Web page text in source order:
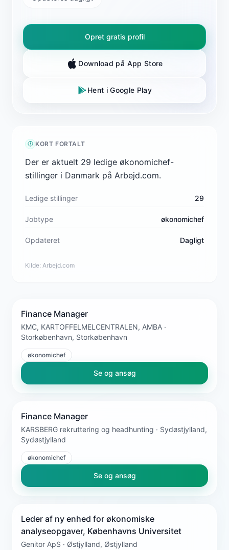
Opret gratis profil
Download på App Store
Hent i Google Play
KORT FORTALT
Der er aktuelt 29 ledige økonomichef-
stillinger i Danmark på Arbejd.com.
Ledige stillinger 29
Jobtype økonomichef
Opdateret Dagligt
Kilde: Arbejd.com
Finance Manager
KMC, KARTOFFELMELCENTRALEN, AMBA ·
Storkøbenhavn, Storkøbenhavn
økonomichef
Se og ansøg
Finance Manager
KARSBERG rekruttering og headhunting · Sydøstjylland,
Sydøstjylland
økonomichef
Se og ansøg
Leder af ny enhed for økonomiske
analyseopgaver, Københavns Universitet
Genitor ApS · Østjylland, Østjylland